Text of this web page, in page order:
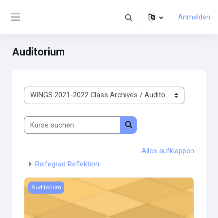
Sucheingabe umschalten
Anmelden
Auditorium
Kursbereiche
Kurse suchen
Kurse suchen
Alles aufklappen
Reifegrad Reflektion
Kursbild Genia
Auditorium